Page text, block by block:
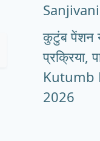
कुटुंब पेंशन
प्रक्रिया,
Kutumb
2026